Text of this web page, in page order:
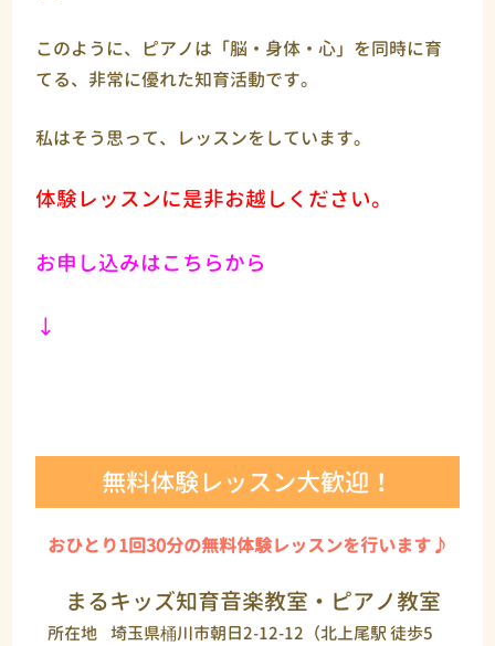
このように、ピアノは「脳・身体・心」を同時に育
てる、非常に優れた知育活動です。
私はそう思って、レッスンをしています。
体験レッスンに是非お越しください。
お申し込みはこちらから
↓
無料体験レッスン大歓迎！
おひとり1回30分の無料体験レッスンを行います♪
まるキッズ知育音楽教室・ピアノ教室
所在地 埼玉県桶川市朝日2-12-12（北上尾駅 徒歩5